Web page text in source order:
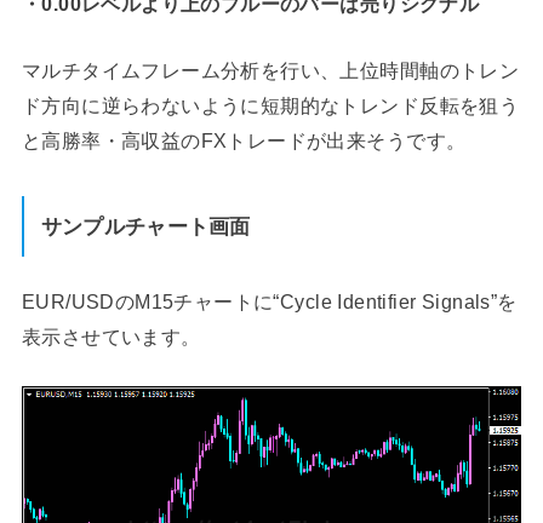
マルチタイムフレーム分析を行い、上位時間軸のトレン
ド方向に逆らわないように短期的なトレンド反転を狙う
と高勝率・高収益のFXトレードが出来そうです。
サンプルチャート画面
EUR/USDのM15チャートに“Cycle Identifier Signals”を
表示させています。